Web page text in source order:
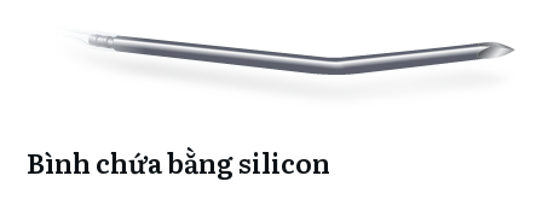
Bình chứa bằng silicon